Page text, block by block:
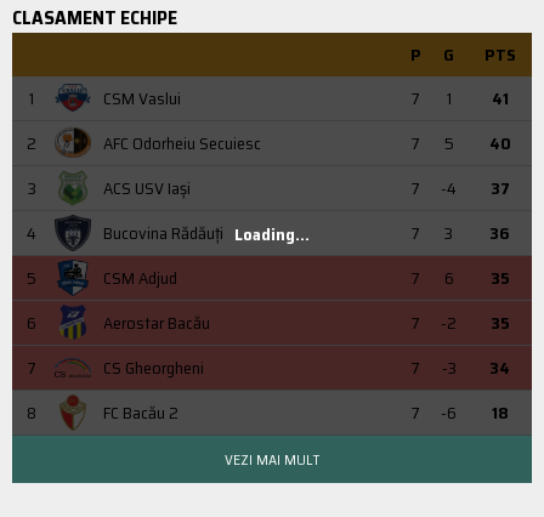
CLASAMENT ECHIPE
P G
PTS
1
CSM Vaslui 7 1
41
2
AFC Odorheiu Secuiesc 7 5
40
3
ACS USV Iaşi 7 -4
37
4
Bucovina Rădăuți 7 3
36
5
CSM Adjud 7 6
35
6
Aerostar Bacău 7 -2
35
7
CS Gheorgheni 7 -3
34
8
FC Bacău 2 7 -6 18
Loading...
VEZI MAI MULT